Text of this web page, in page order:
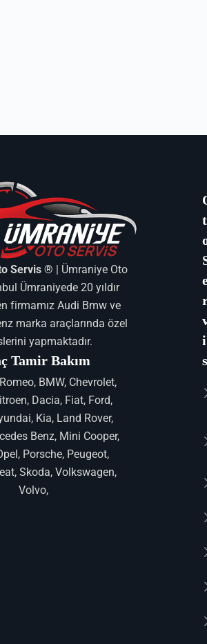
Servis ® | Ümraniye Oto
Ümraniyede 20 yıldır
firmamız Audi Bmw ve
marka araçlarında özel
yapmaktadır.
Tamir Bakım
BMW, Chevrolet,
Dacia, Fiat, Ford,
Kia, Land Rover,
Benz, Mini Cooper,
Porsche, Peugeot,
Skoda, Volkswagen,
Volvo,
t
i